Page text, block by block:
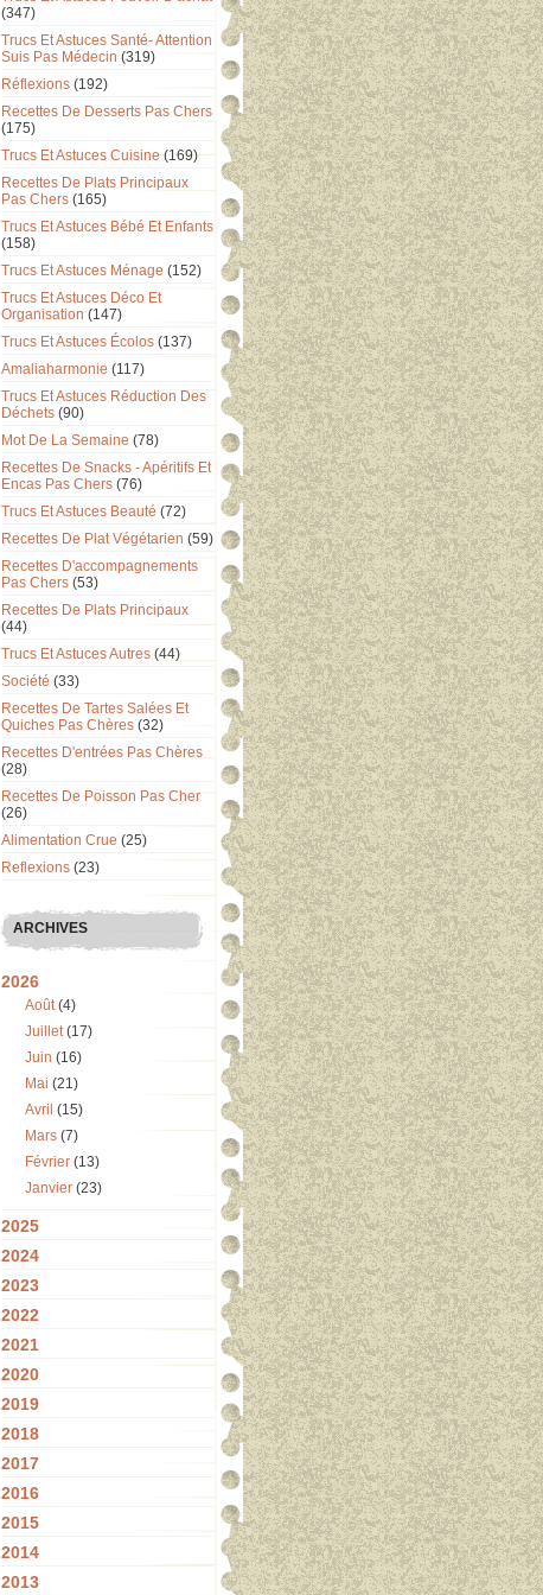
(347)
Trucs Et Astuces Santé- Attention
Suis Pas Médecin (319)
Réflexions (192)
Recettes De Desserts Pas Chers
(175)
Trucs Et Astuces Cuisine (169)
Recettes De Plats Principaux
Pas Chers (165)
Trucs Et Astuces Bébé Et Enfants
(158)
Trucs Et Astuces Ménage (152)
Trucs Et Astuces Déco Et
Organisation (147)
Trucs Et Astuces Écolos (137)
Amaliaharmonie (117)
Trucs Et Astuces Réduction Des
Déchets (90)
Mot De La Semaine (78)
Recettes De Snacks - Apéritifs Et
Encas Pas Chers (76)
Trucs Et Astuces Beauté (72)
Recettes De Plat Végétarien (59)
Recettes D'accompagnements
Pas Chers (53)
Recettes De Plats Principaux
(44)
Trucs Et Astuces Autres (44)
Société (33)
Recettes De Tartes Salées Et
Quiches Pas Chères (32)
Recettes D'entrées Pas Chères
(28)
Recettes De Poisson Pas Cher
(26)
Alimentation Crue (25)
Reflexions (23)
ARCHIVES
2026
Août(4)
Juillet(17)
Juin (16)
Mai (21)
Avril (15)
Mars (7)
Février (13)
Janvier (23)
2025
2024
2023
2022
2021
2020
2019
2018
2017
2016
2015
2014
2013